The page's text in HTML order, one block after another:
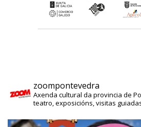
zoompontevedra
Axenda cultural da provincia de
teatro, exposicións, visitas